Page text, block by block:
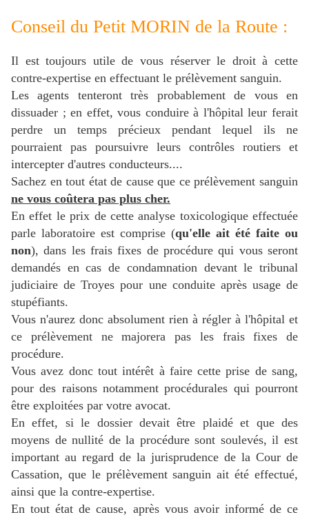
Conseil du Petit MORIN de la Route :
Il est toujours utile de vous réserver le droit à cette
contre-expertise en effectuant le prélèvement sanguin.
Les agents tenteront très probablement de vous en
dissuader ; en effet, vous conduire à l'hôpital leur ferait
perdre un temps précieux pendant lequel ils ne
pourraient pas poursuivre leurs contrôles routiers et
intercepter d'autres conducteurs....
Sachez en tout état de cause que ce prélèvement sanguin
ne vous coûtera pas plus cher.
En effet le prix de cette analyse toxicologique effectuée
parle laboratoire est comprise (qu'elle ait été faite ou
non), dans les frais fixes de procédure qui vous seront
demandés en cas de condamnation devant le tribunal
judiciaire de Troyes pour une conduite après usage de
stupéfiants.
Vous n'aurez donc absolument rien à régler à l'hôpital et
ce prélèvement ne majorera pas les frais fixes de
procédure.
Vous avez donc tout intérêt à faire cette prise de sang,
pour des raisons notamment procédurales qui pourront
être exploitées par votre avocat.
En effet, si le dossier devait être plaidé et que des
moyens de nullité de la procédure sont soulevés, il est
important au regard de la jurisprudence de la Cour de
Cassation, que le prélèvement sanguin ait été effectué,
ainsi que la contre-expertise.
En tout état de cause, après vous avoir informé de ce